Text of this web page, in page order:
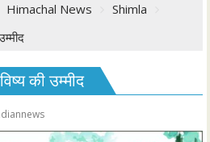
Himachal News
Shimla
की उम्मीद